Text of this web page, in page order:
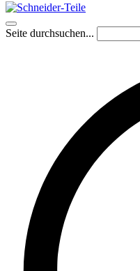
Seite durchsuchen...